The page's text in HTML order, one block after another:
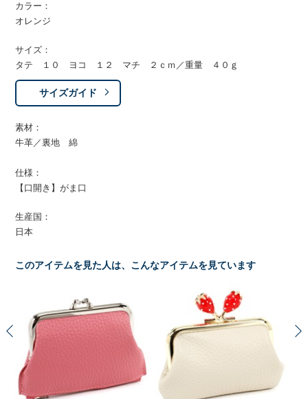
カラー：
オレンジ
サイズ：
タテ １０ ヨコ １２ マチ ２ｃｍ／重量 ４０ｇ
サイズガイド
素材：
牛革／裏地 綿
仕様：
【口開き】がま口
生産国：
日本
このアイテムを見た人は、こんなアイテムを見ています